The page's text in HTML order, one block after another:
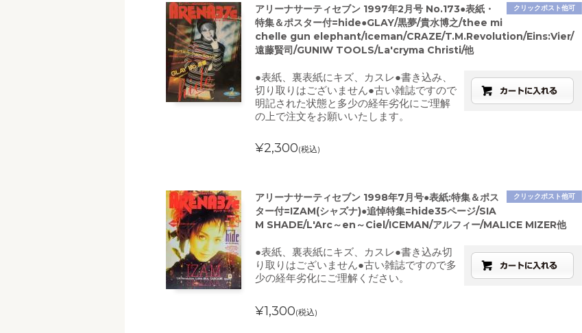
クリックポスト他可
アリーナサーティセブン 1997年2月号 No.173●表紙・
特集＆ポスター付=hide●GLAY/黒夢/貴水博之/thee mi
chelle gun elephant/Iceman/CRAZE/T.M.Revolution/Eins:Vier/
遠藤賢司/GUNIW TOOLS/La'cryma Christi/他
●表紙、裏表紙にキズ、カスレ●書き込み、
切り取りはございません●古い雑誌ですので
明記された状態と多少の経年劣化にご理解
の上で注文をお願いいたします。
¥2,300(税込)
クリックポスト他可
アリーナサーティセブン 1998年7月号●表紙:特集＆ポス
ター付=IZAM(シャズナ)●追悼特集=hide35ページ/SIA
M SHADE/L'Arc～en～Ciel/ICEMAN/アルフィー/MALICE MIZER他
●表紙、裏表紙にキズ、カスレ●書き込み切
り取りはございません●古い雑誌ですので多
少の経年劣化にご理解ください。
¥1,300(税込)